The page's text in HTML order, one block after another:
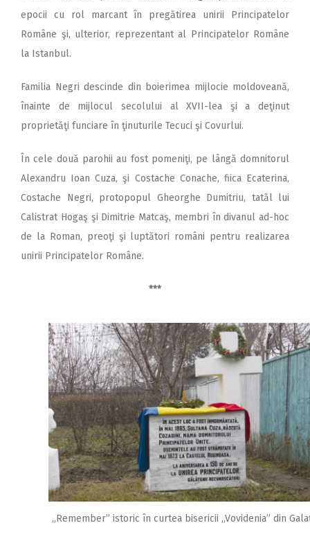
epocii cu rol marcant în pregătirea unirii Principatelor
Române şi, ulterior, reprezentant al Principatelor Române
la Istanbul.
Familia Negri descinde din boierimea mijlocie moldoveană,
înainte de mijlocul secolului al XVII-lea şi a deţinut
proprietăţi funciare în ţinuturile Tecuci şi Covurlui.
În cele două parohii au fost pomeniţi, pe lângă domnitorul
Alexandru Ioan Cuza, şi Costache Conache, fiica Ecaterina,
Costache Negri, protopopul Gheorghe Dumitriu, tatăl lui
Calistrat Hogaş şi Dimitrie Matcaş, membri în divanul ad-hoc
de la Roman, preoţi şi luptători români pentru realizarea
unirii Principatelor Române.
***
,,Remember” istoric în curtea bisericii ,,Vovidenia” din